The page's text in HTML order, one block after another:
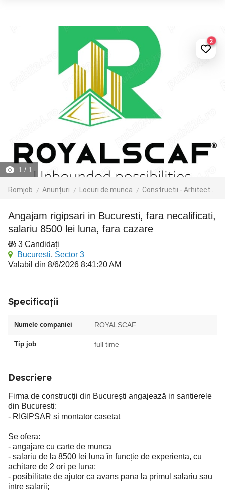
1 / 1
Romjob Anunțuri Locuri de munca Constructii - Arhitectura - Design
2
Angajam rigipsari in Bucuresti, fara necalificati,
salariu 8500 lei luna, fara cazare
3 Candidați
Bucuresti, Sector 3
Valabil din 8/6/2026 8:41:20 AM
Specificații
Numele companiei ROYALSCAF
Tip job full time
Descriere
Firma de construcții din București angajează in santierele
din Bucuresti:
- RIGIPSAR si montator casetat
Se ofera:
- angajare cu carte de munca
- salariu de la 8500 lei luna în funcție de experienta, cu
achitare de 2 ori pe luna;
- posibilitate de ajutor ca avans pana la primul salariu sau
intre salarii;